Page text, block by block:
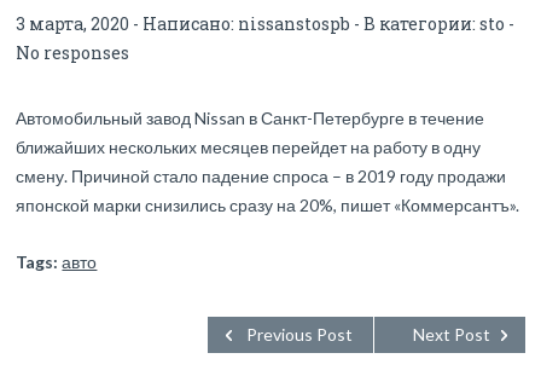
3 марта, 2020 - Написано: nissanstospb - В категории:sto -
No responses
Автомобильный завод Nissan в Санкт-Петербурге в течение
ближайших нескольких месяцев перейдет на работу в одну
смену. Причиной стало падение спроса – в 2019 году продажи
японской марки снизились сразу на 20%, пишет «Коммерсантъ».
Tags: авто
Next Post
Previous Post